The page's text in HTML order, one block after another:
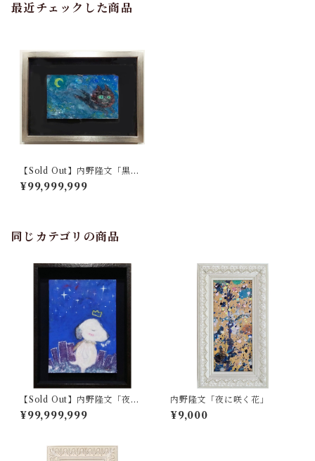
最近チェックした商品
【Sold Out】内野隆文「黒
猫」
¥99,999,999
同じカテゴリの商品
【Sold Out】内野隆文「夜の
犬」
¥99,999,999
内野隆文「夜に咲く花」
¥9,000